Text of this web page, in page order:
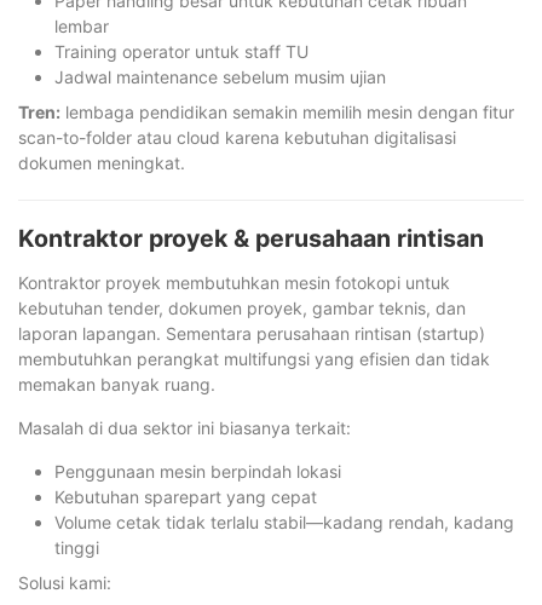
lembar
Training operator untuk staff TU
Jadwal maintenance sebelum musim ujian
Tren: lembaga pendidikan semakin memilih mesin dengan fitur
scan-to-folder atau cloud karena kebutuhan digitalisasi
dokumen meningkat.
Kontraktor proyek & perusahaan rintisan
Kontraktor proyek membutuhkan mesin fotokopi untuk
kebutuhan tender, dokumen proyek, gambar teknis, dan
laporan lapangan. Sementara perusahaan rintisan (startup)
membutuhkan perangkat multifungsi yang efisien dan tidak
memakan banyak ruang.
Masalah di dua sektor ini biasanya terkait:
Penggunaan mesin berpindah lokasi
Kebutuhan sparepart yang cepat
Volume cetak tidak terlalu stabil—kadang rendah, kadang
tinggi
Solusi kami: